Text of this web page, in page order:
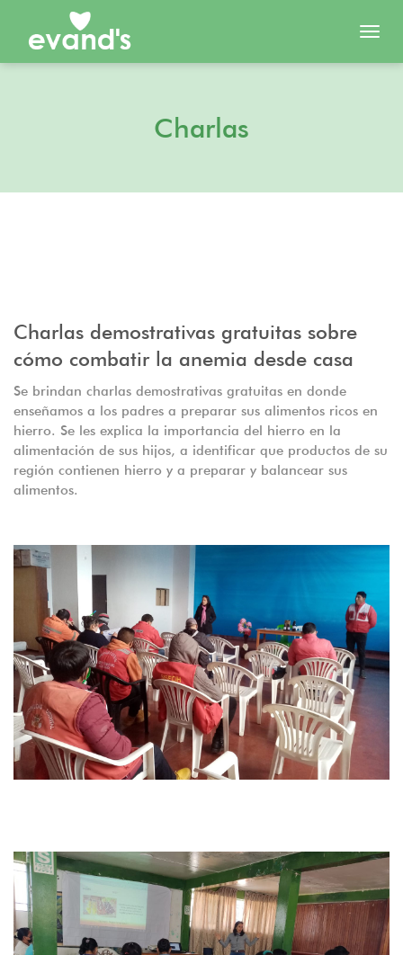
Charlas
Charlas demostrativas gratuitas sobre
cómo combatir la anemia desde casa
Se brindan charlas demostrativas gratuitas en donde
enseñamos a los padres a preparar sus alimentos ricos en
hierro. Se les explica la importancia del hierro en la
alimentación de sus hijos, a identificar que productos de su
región contienen hierro y a preparar y balancear sus
alimentos.